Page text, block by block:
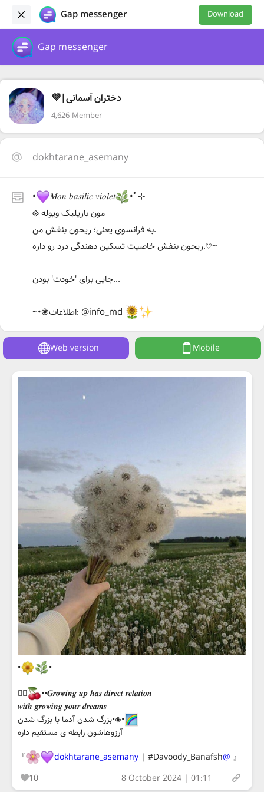
Gap messenger Download
Gap messenger
💜|دختران آسمانی
4,626 Member
dokhtarane_asemany
• 𝑀𝑜𝑛 𝑏𝑎𝑠𝑖𝑙𝑖𝑐 𝑣𝑖𝑜𝑙𝑒𝑡
•ﾟ⊹
مون بازیلیک ویوله 𐫱
به فرانسوی یعنی؛ ریحون بنفش من.
ریحون بنفش خاصیت تسکین دهندگی درد رو داره.𔘓~
جایی برای 'خودت' بودن...
~•❀اطلاعات: @info_md
Web version Mobile
•
•
𖤐⃟
••𝑮𝒓𝒐𝒘𝒊𝒏𝒈 𝒖𝒑 𝒉𝒂𝒔 𝒅𝒊𝒓𝒆𝒄𝒕 𝒓𝒆𝒍𝒂𝒕𝒊𝒐𝒏
𝒘𝒊𝒕𝒉 𝒈𝒓𝒐𝒘𝒊𝒏𝒈 𝒚𝒐𝒖𝒓 𝒅𝒓𝒆𝒂𝒎𝒔
•◈•بزرگ شدن آدما با بزرگ شدن
آرزوهاشون رابطه ی مستقیم داره
『
@dokhtarane_asemany
| #Davoody_Banafsh
』
10
8 October 2024 | 01:11